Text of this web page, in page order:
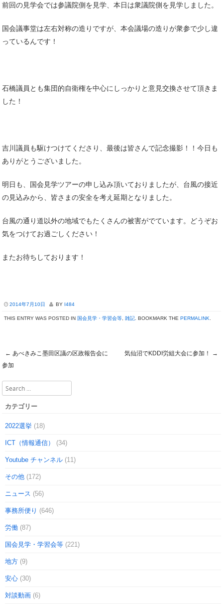
前回の見学会では参議院側を見学、本日は衆議院側を見学しました。
国会議事堂は左右対称の造りですが、本会議場の造りが衆参で少し違
っているんです！
石橋議員とも集団的自衛権を中心にしっかりと意見交換させて頂きま
した！
吉川議員も駆けつけてくださり、最後は皆さんで記念撮影！！今日も
ありがとうございました。
明日も、国会見学ツアーの申し込み頂いておりましたが、台風の接近
の見込みから、皆さまの安全を考え延期となりました。
台風の通り道以外の地域でもたくさんの被害がでています。どうぞお
気をつけてお過ごしください！
またお待ちしております！
2014年7月10日 BY I484
THIS ENTRY WAS POSTED IN 国会見学・学習会等 雑記 . BOOKMARK THE PERMALINK
Post navigation
← あべきみこ墨田区議の区政報告会に
参加
気仙沼でKDDI労組大会に参加！ →
Search
カテゴリー
2022選挙 (18)
ICT（情報通信） (34)
Youtube チャンネル (11)
その他 (172)
ニュース (56)
事務所便り (646)
労働 (87)
国会見学・学習会等 (221)
地方 (9)
安心 (30)
対談動画 (6)